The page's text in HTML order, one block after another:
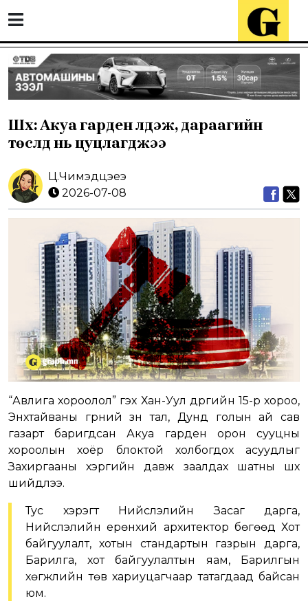
Шүүх: Акуа гарден үлдэж, дараагийн
төслүүд нь цуцлагджээ
Ц.Чимэдцэеэ
2026-07-08
“Авлига хороолол” гэх Хан-Уул дүүргийн 15-р хороо,
Энхтайваны гүүрний зүүн тал, Дунд голын ай сав
газарт баригдсан Акуа гарден орон сууцны
хороолын хоёр блоктой холбогдох асуудлыг
Захиргааны хэргийн давж заалдах шатны шүүх
шийдлээ.
Тус хэрэгт Нийслэлийн Засаг дарга,
Нийслэлийн ерөнхий архитектор бөгөөд Хот
байгуулалт, хотын стандартын газрын дарга,
Барилга, хот байгуулалтын яам, Барилгын
хөгжлийн төв хариуцагчаар татагдаад байсан
юм.